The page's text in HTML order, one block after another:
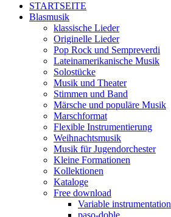
STARTSEITE
Blasmusik
klassische Lieder
Originelle Lieder
Pop Rock und Sempreverdi
Lateinamerikanische Musik
Solostücke
Musik und Theater
Stimmen und Band
Märsche und populäre Musik
Marschformat
Flexible Instrumentierung
Weihnachtsmusik
Musik für Jugendorchester
Kleine Formationen
Kollektionen
Kataloge
Free download
Variable instrumentation
paso-doble